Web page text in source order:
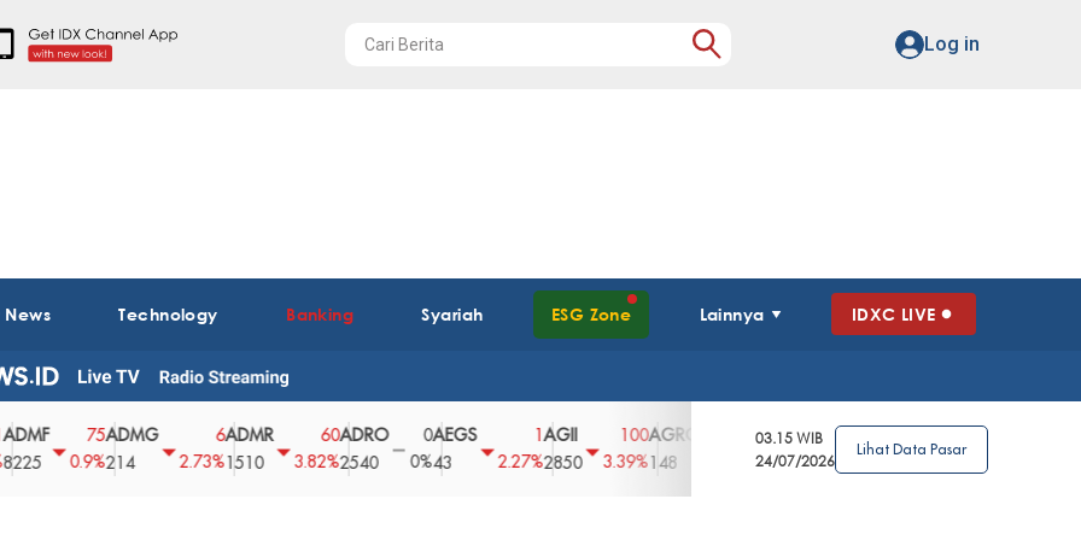
Log in
Technology Banking Syariah ESG Zone Lainnya IDXC LIVE
75
0.9%
ADMG
214
2.73%
ADMR
1510
60
3.82%
ADRO
2540
0
0%
AEGS
2.27%2850
100
3.39%
AGRO
148
2.63%
AGRS
0
0%
AHAP
96
2.04%
03.15 WIB
24/07/2026
Lihat Data Pasar